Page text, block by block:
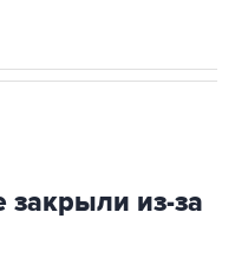
из-за